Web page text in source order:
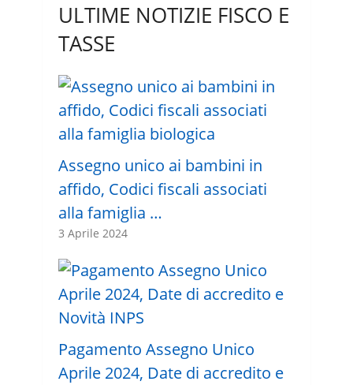
ULTIME NOTIZIE FISCO E
TASSE
Assegno unico ai bambini in
affido, Codici fiscali associati
alla famiglia …
3 Aprile 2024
Pagamento Assegno Unico
Aprile 2024, Date di accredito e